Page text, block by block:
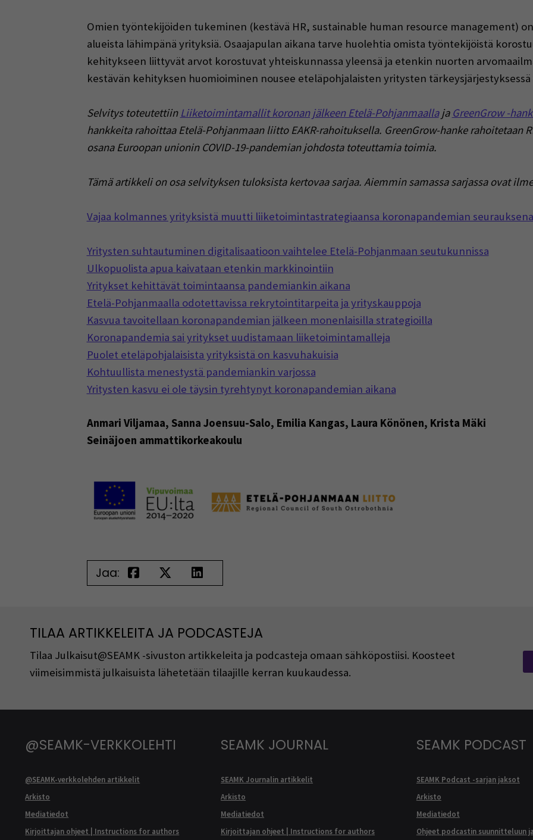
Omien työntekijöiden tukeminen (kestävä HR, sustainable human resource management)
alueista lähimpänä yrityksiä. Osaajapulan aikana tarve huolehtia omista työntekijöistä
kehitykseen liittyvät arvot korostuvat yhteiskunnassa yleensä ja etenkin nuorten
kestävän kehityksen huomioiminen nousee eteläpohjalaisten yritysten
Selvitys toteutettiin Liiketoimintamallit koronan jälkeen Etelä-Pohjanmaallaja GreenGrow -
hankkeita rahoittaa Etelä-Pohjanmaan liitto EAKR-rahoituksella. GreenGrow-hanke rahoitetaan
osana Euroopan unionin COVID-19-pandemian johdosta toteuttamia toimia.
Tämä artikkeli on osa selvityksen tuloksista kertovaa sarjaa. Aiemmin samassa sarjassa ovat
Vajaa kolmannes yrityksistä muutti liiketoimintastrategiaansa koronapandemian seurauksena
Yritysten suhtautuminen digitalisaatioon vaihtelee Etelä-Pohjanmaan seutukunnissa
Ulkopuolista apua kaivataan etenkin markkinointiin
Yritykset kehittävät toimintaansa pandemiankin aikana
Etelä-Pohjanmaalla odotettavissa rekrytointitarpeita ja yrityskauppoja
Kasvua tavoitellaan koronapandemian jälkeen monenlaisilla strategioilla
Koronapandemia sai yritykset uudistamaan liiketoimintamalleja
Puolet eteläpohjalaisista yrityksistä on kasvuhakuisia
Kohtuullista menestystä pandemiankin varjossa
Yritysten kasvu ei ole täysin tyrehtynyt koronapandemian aikana
Anmari Viljamaa, Sanna Joensuu-Salo, Emilia Kangas, Laura Könönen, Krista Mäki
Seinäjoen ammattikorkeakoulu
Jaa:
TILAA ARTIKKELEITA JA PODCASTEJA
Tilaa Julkaisut@SEAMK -sivuston artikkeleita ja podcasteja omaan sähköpostiisi. Koosteet
viimeisimmistä julkaisuista lähetetään tilaajille kerran kuukaudessa.
@SEAMK-VERKKOLEHTI
@SEAMK-verkkolehden artikkelit
Arkisto
Mediatiedot
Kirjoittajan ohjeet | Instructions for authors
SEAMK JOURNAL
SEAMK Journalin artikkelit
Arkisto
Mediatiedot
Kirjoittajan ohjeet | Instructions for authors
SEAMK PODCAST
SEAMK Podcast -sarjan jaksot
Arkisto
Mediatiedot
Ohjeet podcastin suunnitteluun